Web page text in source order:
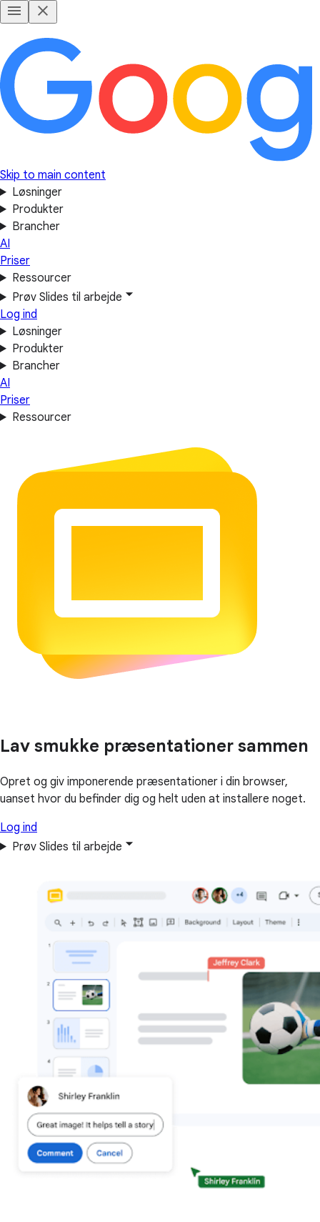
Skip to main content
Løsninger
Produkter
Brancher
AI
Priser
Ressourcer
Prøv Slides til arbejde
Log ind
Løsninger
Produkter
Brancher
AI
Priser
Ressourcer
Lav smukke præsentationer sammen
Opret og giv imponerende præsentationer i din browser,
uanset hvor du befinder dig og helt uden at installere noget.
Log ind
Prøv Slides til arbejde